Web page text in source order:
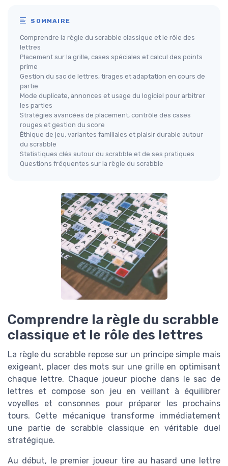
SOMMAIRE
Comprendre la règle du scrabble classique et le rôle des
lettres
Placement sur la grille, cases spéciales et calcul des points
prime
Gestion du sac de lettres, tirages et adaptation en cours de
partie
Mode duplicate, annonces et usage du logiciel pour arbitrer
les parties
Stratégies avancées de placement, contrôle des cases
rouges et gestion du score
Éthique de jeu, variantes familiales et plaisir durable autour
du scrabble
Statistiques clés autour du scrabble et de ses pratiques
Questions fréquentes sur la règle du scrabble
Comprendre la règle du scrabble
classique et le rôle des lettres
La règle du scrabble repose sur un principe simple mais
exigeant, placer des mots sur une grille en optimisant
chaque lettre. Chaque joueur pioche dans le sac de
lettres et compose son jeu en veillant à équilibrer
voyelles et consonnes pour préparer les prochains
tours. Cette mécanique transforme immédiatement
une partie de scrabble classique en véritable duel
stratégique.
Au début, le premier joueur tire au hasard une lettre